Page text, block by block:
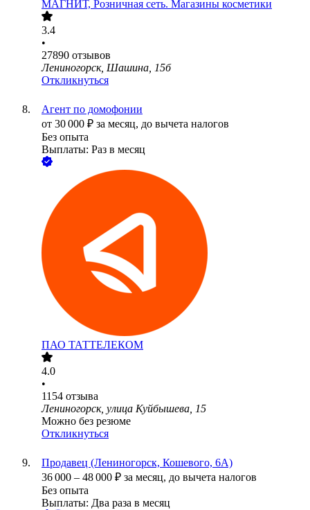
МАГНИТ, Розничная сеть. Магазины косметики
3.4
•
27890 отзывов
Лениногорск, Шашина, 15б
Откликнуться
Агент по домофонии
от 30 000 ₽ за месяц, до вычета налогов
Без опыта
Выплаты: Раз в месяц
ПАО ТАТТЕЛЕКОМ
4.0
•
1154 отзыва
Лениногорск, улица Куйбышева, 15
Можно без резюме
Откликнуться
Продавец (Лениногорск, Кошевого, 6А)
36 000 – 48 000 ₽ за месяц, до вычета налогов
Без опыта
Выплаты: Два раза в месяц